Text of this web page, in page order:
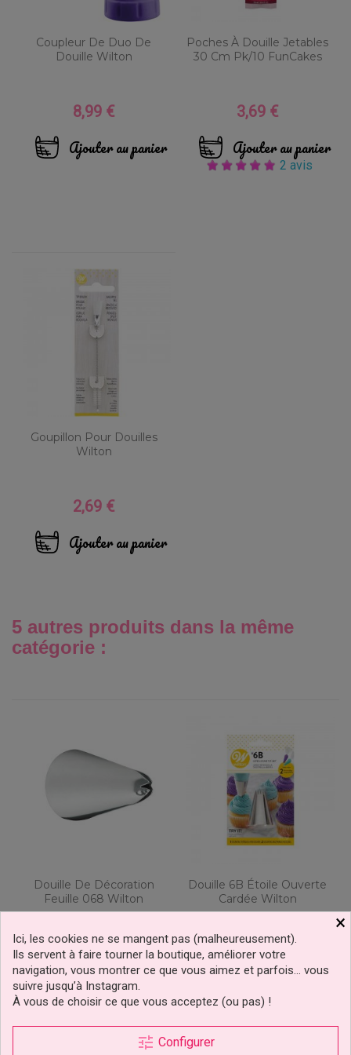
Coupleur De Duo De
Douille Wilton
Prix
8,99 €
Ajouter au panier
Poches À Douille Jetables
30 Cm Pk/10 FunCakes
Prix
3,69 €
Ajouter au panier
2 avis
Goupillon Pour Douilles
Wilton
Prix
2,69 €
Ajouter au panier
5 autres produits dans la même
catégorie :
Douille De Décoration
Feuille 068 Wilton
Prix
1,99 €
Ajouter au panier
Douille 6B Étoile Ouverte
Cardée Wilton
Prix
5,69 €
×
Ici, les cookies ne se mangent pas (malheureusement).
Ils servent à faire tourner la boutique, améliorer votre
navigation, vous montrer ce que vous aimez et parfois… vous
suivre jusqu’à Instagram.
À vous de choisir ce que vous acceptez (ou pas) !
tune Configurer